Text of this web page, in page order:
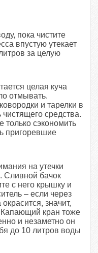
пока чистите
впустую утекает
за целую
целая куча
отмывать.
и тарелки в
средства.
только сэкономить
пригоревшие
на утечки
Сливной бачок
с него крышку и
– если через
значит,
Капающий кран тоже
и незаметно он
до 10 литров воды